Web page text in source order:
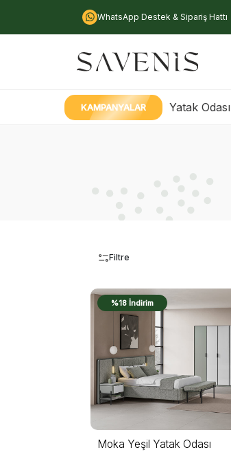
WhatsApp Destek & Sipariş Hattı
KAMPANYALAR Yatak Odası
Filtre
%18 İndirim
Moka Yeşil Yatak Odası